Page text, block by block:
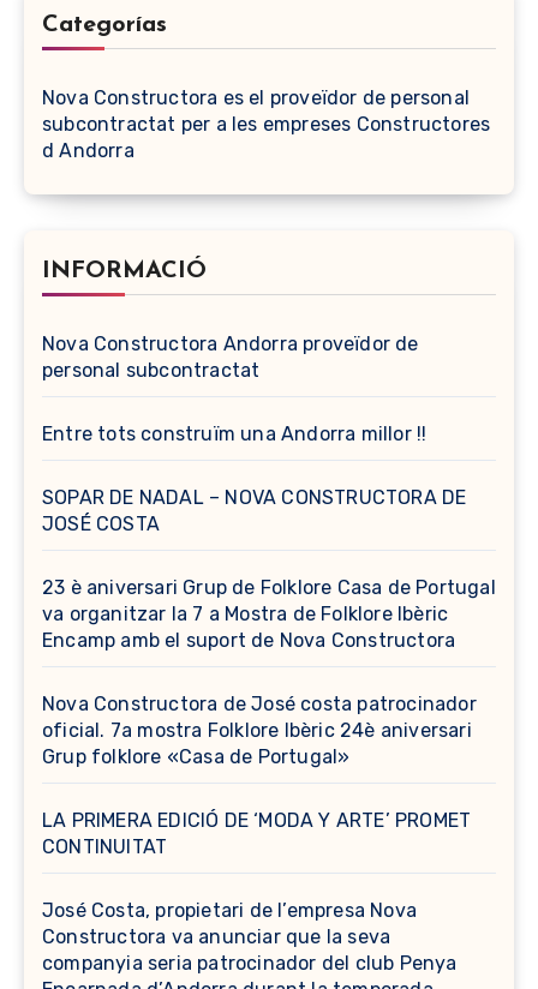
Categorías
Nova Constructora es el proveïdor de personal
subcontractat per a les empreses Constructores
d Andorra
INFORMACIÓ
Nova Constructora Andorra proveïdor de
personal subcontractat
Entre tots construïm una Andorra millor !!
SOPAR DE NADAL – NOVA CONSTRUCTORA DE
JOSÉ COSTA
23 è aniversari Grup de Folklore Casa de Portugal
va organitzar la 7 a Mostra de Folklore Ibèric
Encamp amb el suport de Nova Constructora
Nova Constructora de José costa patrocinador
oficial. 7a mostra Folklore Ibèric 24è aniversari
Grup folklore «Casa de Portugal»
LA PRIMERA EDICIÓ DE ‘MODA Y ARTE’ PROMET
CONTINUITAT
José Costa, propietari de l’empresa Nova
Constructora va anunciar que la seva
companyia seria patrocinador del club Penya